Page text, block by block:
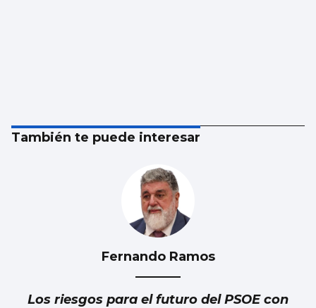
También te puede interesar
Fernando Ramos
Los riesgos para el futuro del PSOE con